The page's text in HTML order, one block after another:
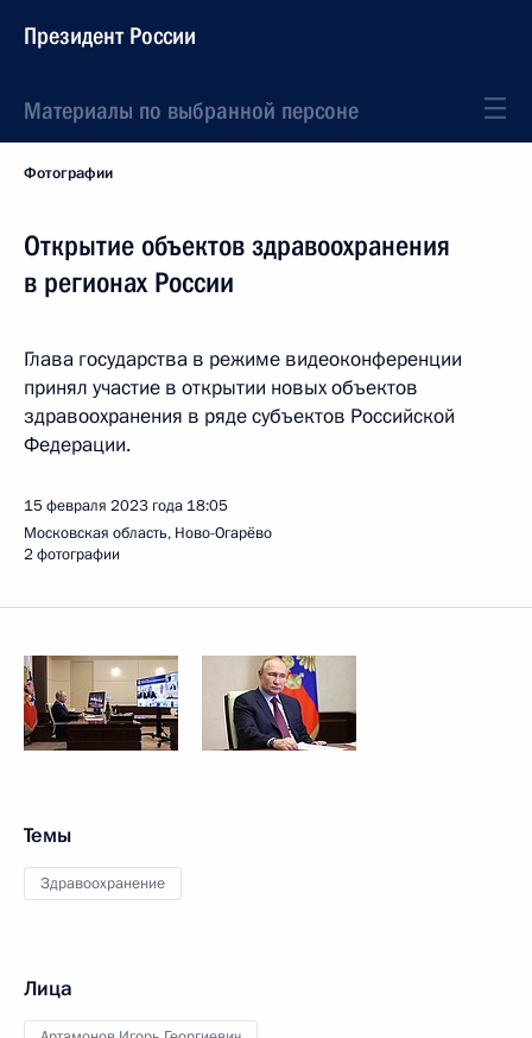
Президент России
Материалы по выбранной персоне
Фотографии
Открытие объектов здравоохранения
в регионах России
Глава государства в режиме видеоконференции
принял участие в открытии новых объектов
здравоохранения в ряде субъектов Российской
Федерации.
15 февраля 2023 года 18:05
Московская область, Ново-Огарёво
2 фотографии
Темы
Здравоохранение
Лица